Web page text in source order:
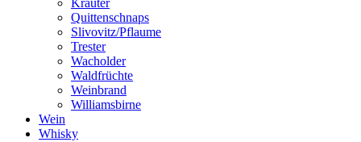
Kräuter
Quittenschnaps
Slivovitz/Pflaume
Trester
Wacholder
Waldfrüchte
Weinbrand
Williamsbirne
Wein
Whisky